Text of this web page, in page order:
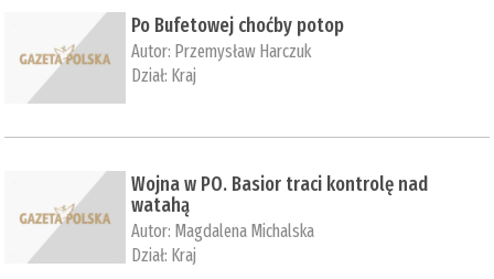
Po Bufetowej choćby potop
Autor: Przemysław Harczuk
Dział: Kraj
Wojna w PO. Basior traci kontrolę nad
watahą
Autor: Magdalena Michalska
Dział: Kraj